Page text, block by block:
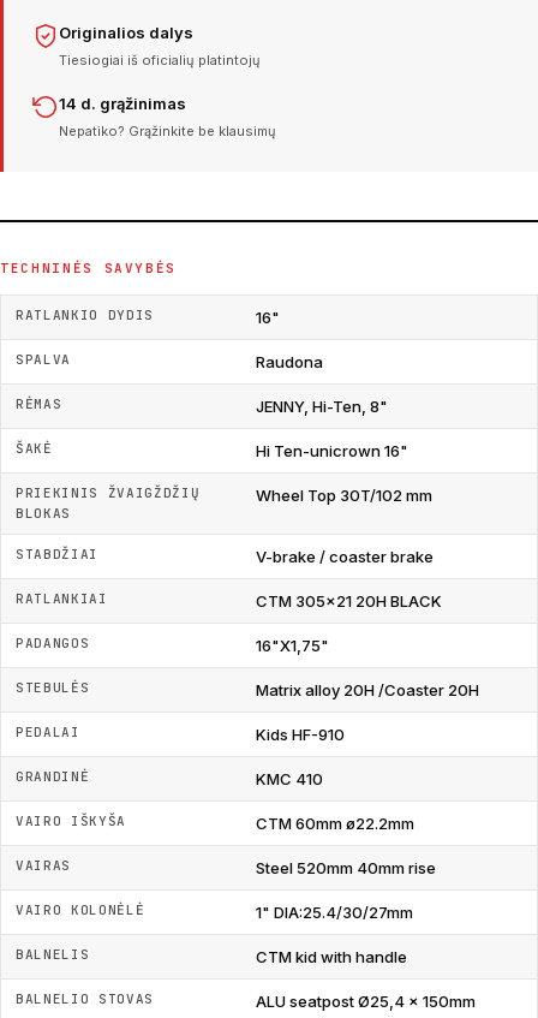
Originalios dalys
Tiesiogiai iš oficialių platintojų
14 d. grąžinimas
Nepatiko? Grąžinkite be klausimų
TECHNINĖS SAVYBĖS
RATLANKIO DYDIS 16"
SPALVA Raudona
RĖMAS JENNY, Hi-Ten, 8"
ŠAKĖ Hi Ten-unicrown 16"
PRIEKINIS ŽVAIGŽDŽIŲ
BLOKAS
Wheel Top 30T/102 mm
STABDŽIAI V-brake / coaster brake
RATLANKIAI CTM 305x21 20H BLACK
PADANGOS 16"X1,75"
STEBULĖS Matrix alloy 20H /Coaster 20H
PEDALAI Kids HF-910
GRANDINĖ KMC 410
VAIRO IŠKYŠA CTM 60mm ø22.2mm
VAIRAS Steel 520mm 40mm rise
VAIRO KOLONĖLĖ 1" DIA:25.4/30/27mm
BALNELIS CTM kid with handle
BALNELIO STOVAS ALU seatpost Ø25,4 x 150mm